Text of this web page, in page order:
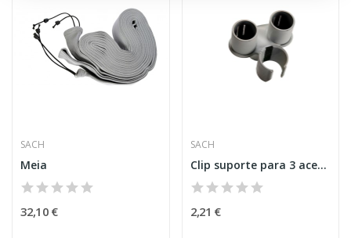
SACH
Meia
32,10 €
SACH
Clip suporte para 3 acessórios 35 mm
2,21 €